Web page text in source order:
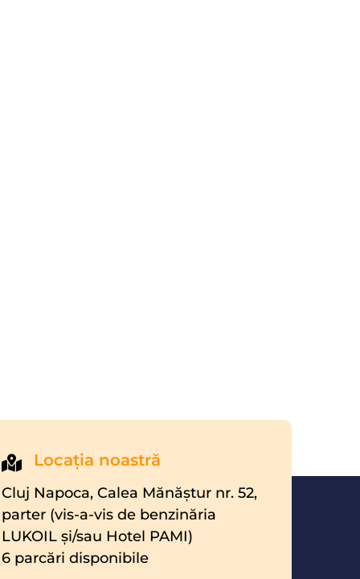
Locaţia noastră
Cluj Napoca, Calea Mănăştur nr. 52,
parter (vis-a-vis de benzinăria
LUKOIL şi/sau Hotel PAMI)
6 parcări disponibile